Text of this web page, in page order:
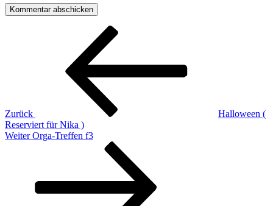
Beitragsnavigation
Zurück
Halloween (
Reserviert für Nika )
Nächster
Weiter Orga-Treffen f3